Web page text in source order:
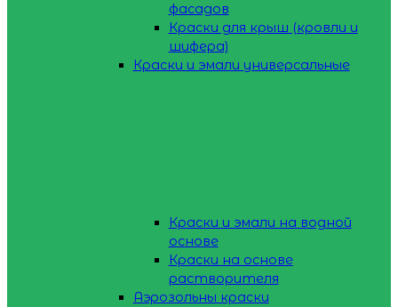
фасадов
Краски для крыш (кровли и
шифера)
Краски и эмали универсальные
Краски и эмали на водной
основе
Краски на основе
растворителя
Аэрозольны краски